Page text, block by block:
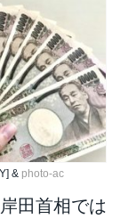
& photo-ac
田首相では